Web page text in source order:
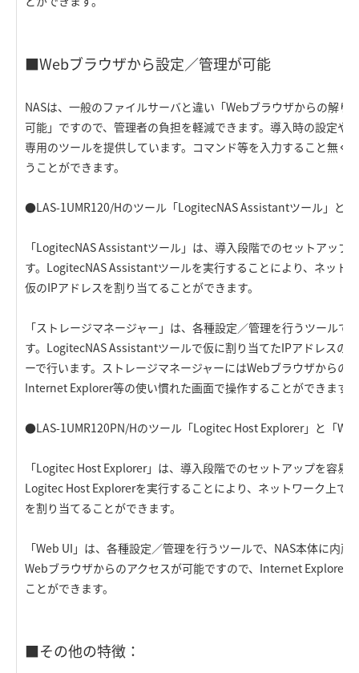
■Webブラウザから設定／管理が可能
NASは、一般のファイルサーバと違い「Webブラウザからの解り
可能」ですので、管理者の負担を軽減できます。導入時の設定や
専用のツールを提供しています。コマンド等を入力すること無く
うことができます。
●LAS-1UMR120/Hのツール「LogitecNAS Assistantツール」と
「LogitecNAS Assistantツール」は、導入段階でのセットアップ
す。LogitecNAS Assistantツールを実行することにより、ネット
仮のIPアドレスを割り当てることができます。
「ストレージマネージャー」は、各種設定／管理を行うツールで
す。LogitecNAS Assistantツールで仮に割り当てたIPアドレスの
ーで行います。ストレージマネージャーにはWebブラウザからの
Internet Explorer等の使い慣れた画面で操作することができます。
●LAS-1UMR120PN/Hのツール「Logitec Host Explorer」と「
「Logitec Host Explorer」は、導入段階でのセットアップを容易
Logitec Host Explorerを実行することにより、ネットワーク上で
を割り当てることができます。
「Web UI」は、各種設定／管理を行うツールで、NAS本体に内
Webブラウザからのアクセスが可能ですので、Internet Explorer
ことができます。
■その他の特徴：